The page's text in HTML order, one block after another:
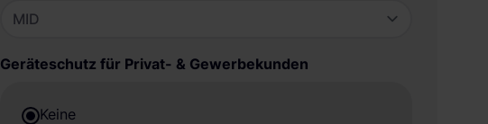
Geräteschutz für Privat- & Gewerbekunden
Keine